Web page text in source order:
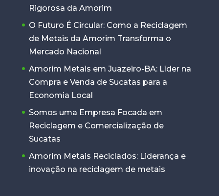
Rigorosa da Amorim
O Futuro É Circular: Como a Reciclagem
de Metais da Amorim Transforma o
Mercado Nacional
Amorim Metais em Juazeiro-BA: Líder na
Compra e Venda de Sucatas para a
Economia Local
Somos uma Empresa Focada em
Reciclagem e Comercialização de
Sucatas
Amorim Metais Reciclados: Liderança e
inovação na reciclagem de metais